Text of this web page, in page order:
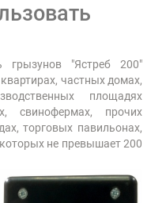
грызунов "Ястреб 200"
частных домах,
площадях
свинофермах, прочих
торговых павильонах,
не превышает 200